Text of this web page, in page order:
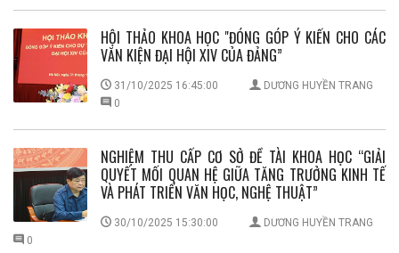
HỘI THẢO KHOA HỌC "ĐÓNG GÓP Ý KIẾN CHO CÁC
VĂN KIỆN ĐẠI HỘI XIV CỦA ĐẢNG”
31/10/2025 16:45:00
DƯƠNG HUYỀN TRANG
0
NGHIỆM THU CẤP CƠ SỞ ĐỀ TÀI KHOA HỌC “GIẢI
QUYẾT MỐI QUAN HỆ GIỮA TĂNG TRƯỞNG KINH TẾ
VÀ PHÁT TRIỂN VĂN HỌC, NGHỆ THUẬT”
30/10/2025 15:30:00
DƯƠNG HUYỀN TRANG
0